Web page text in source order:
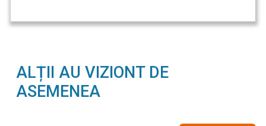
ALȚII AU VIZIONT DE
ASEMENEA